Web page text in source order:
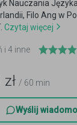
Nauczania
Filo Ang w
Czytaj więcej
i 4 inne
zł / 60 min
Wyślij